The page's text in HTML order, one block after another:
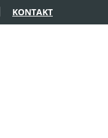
KONTAKT